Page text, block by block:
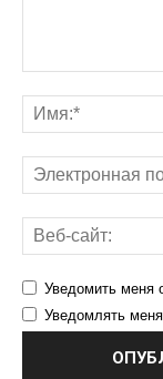
Уведомить меня
Уведомлять